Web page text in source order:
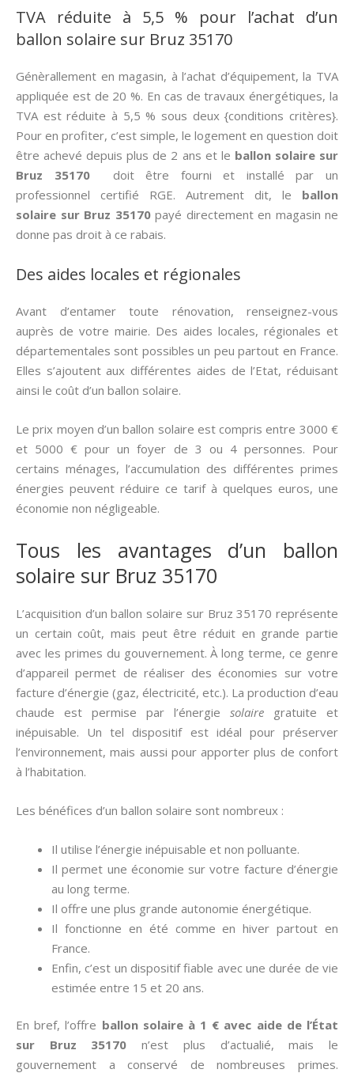
TVA réduite à 5,5 % pour l’achat d’un
ballon solaire sur Bruz 35170
Génèrallement en magasin, à l’achat d’équipement, la TVA
appliquée est de 20 %. En cas de travaux énergétiques, la
TVA est réduite à 5,5 % sous deux {conditions critères}.
Pour en profiter, c’est simple, le logement en question doit
être achevé depuis plus de 2 ans et le ballon solaire sur
Bruz 35170doit être fourni et installé par un
professionnel certifié RGE. Autrement dit, le ballon
solaire sur Bruz 35170payé directement en magasin ne
donne pas droit à ce rabais.
Des aides locales et régionales
Avant d’entamer toute rénovation, renseignez-vous
auprès de votre mairie. Des aides locales, régionales et
départementales sont possibles un peu partout en France.
Elles s’ajoutent aux différentes aides de l’Etat, réduisant
ainsi le coût d’un ballon solaire.
Le prix moyen d’un ballon solaire est compris entre 3000 €
et 5000 € pour un foyer de 3 ou 4 personnes. Pour
certains ménages, l’accumulation des différentes primes
énergies peuvent réduire ce tarif à quelques euros, une
économie non négligeable.
Tous les avantages d’un ballon
solaire sur Bruz 35170
L’acquisition d’un ballon solaire sur Bruz 35170 représente
un certain coût, mais peut être réduit en grande partie
avec les primes du gouvernement. À long terme, ce genre
d’appareil permet de réaliser des économies sur votre
facture d’énergie (gaz, électricité, etc.). La production d’eau
chaude est permise par l’énergie solaire gratuite et
inépuisable. Un tel dispositif est idéal pour préserver
l’environnement, mais aussi pour apporter plus de confort
à l’habitation.
Les bénéfices d’un ballon solaire sont nombreux :
Il utilise l’énergie inépuisable et non polluante.
Il permet une économie sur votre facture d’énergie
au long terme.
Il offre une plus grande autonomie énergétique.
Il fonctionne en été comme en hiver partout en
France.
Enfin, c’est un dispositif fiable avec une durée de vie
estimée entre 15 et 20 ans.
En bref, l’offre ballon solaire à 1 € avec aide de l’État
sur Bruz 35170 n’est plus d’actualié, mais le
gouvernement a conservé de nombreuses primes.